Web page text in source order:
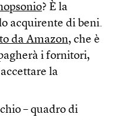
? È la
acquirente di beni.
da Amazon, che è
i fornitori,
la
– quadro di